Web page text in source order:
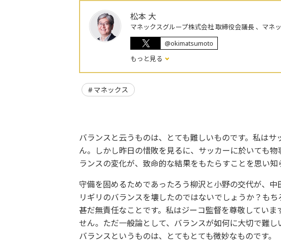
松本 大
マネックスグループ株式会社 取締役会議長 、マネ
@okimatsumoto
もっと見る
マネックス
バランスと云うものは、とても難しいものです。私は
ん。しかし昨日の惜敗を見るに、サッカーに於いても
ランスの変化が、致命的な結果をもたらすことを思い知
守備を固めるためであったろう柳沢と小野の交代が、
リギリのバランスを壊したのではないでしょうか？も
甚だ無責任なことです。私はジーコ監督を尊敬してい
せん。ただ一般論として、バランスが如何に大切で難
バランスというものは、とてもとても微妙なものです。